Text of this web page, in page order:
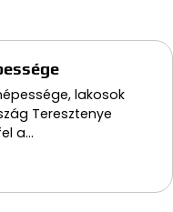
lakosok
Teresztenye
a…